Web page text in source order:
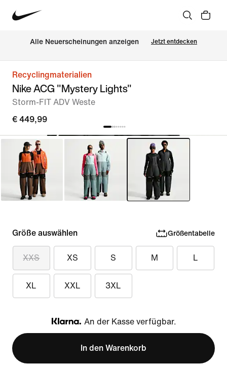
Alle Neuerscheinungen anzeigen Jetzt entdecken
Recyclingmaterialien
Nike ACG "Mystery Lights"
Storm-FIT ADV Weste
€ 449,99
Größe auswählen Größentabelle
XXS XS S M L
XL XXL 3XL
Klarna
An der Kasse verfügbar.
In den Warenkorb